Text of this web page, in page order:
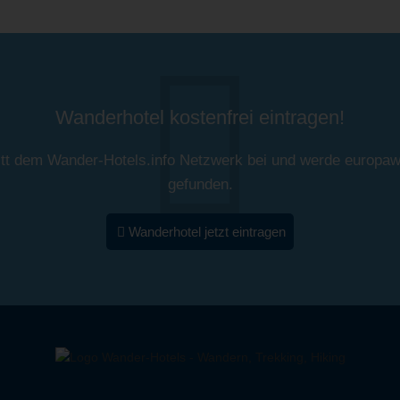
Wanderhotel kostenfrei eintragen!
dem Wander-Hotels.info Netzwerk bei und werde
gefunden.
Wanderhotel jetzt eintragen